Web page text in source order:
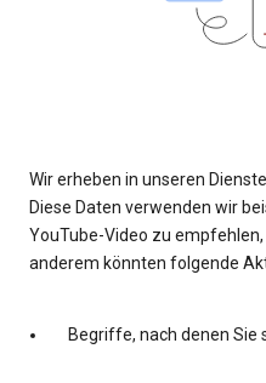
Wir erheben in unseren
Diese Daten verwenden wir
YouTube-Video zu
anderem könnten folgende
Begriffe, nach denen Sie